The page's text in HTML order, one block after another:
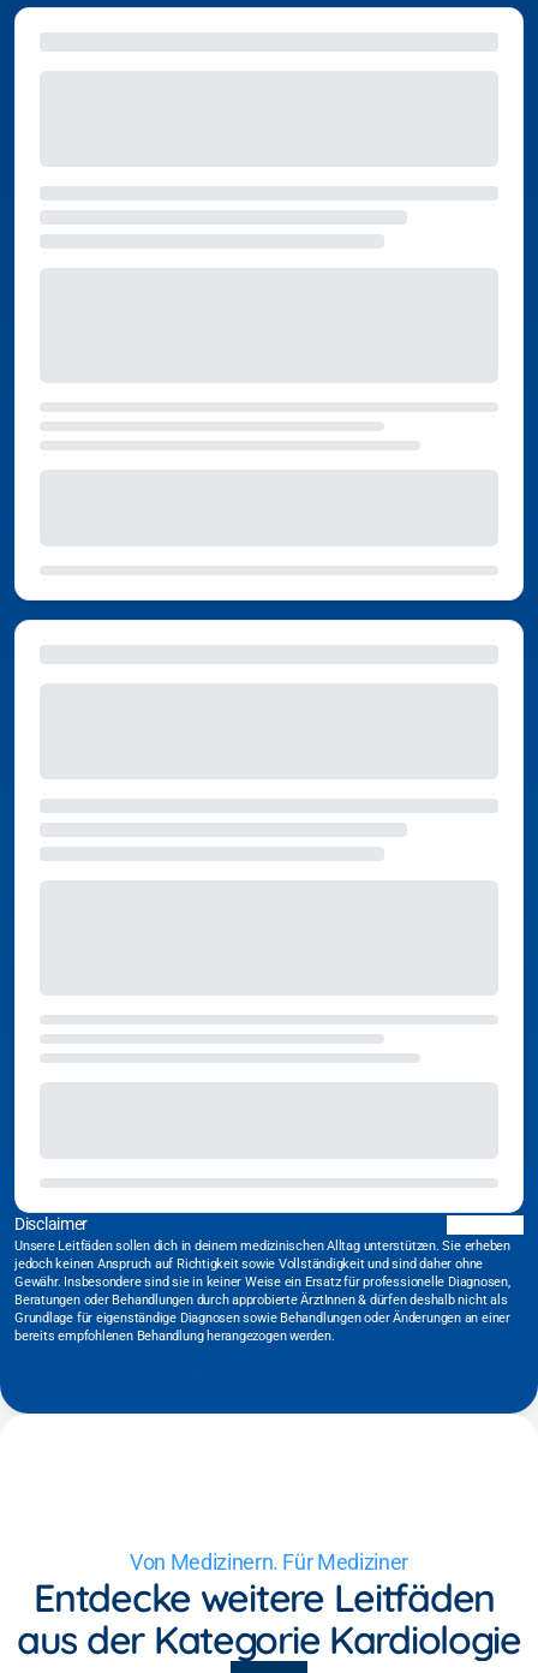
Disclaimer
Unsere Leitfäden sollen dich in deinem medizinischen Alltag unterstützen. Sie erheben
jedoch keinen Anspruch auf Richtigkeit sowie Vollständigkeit und sind daher ohne
Gewähr. Insbesondere sind sie in keiner Weise ein Ersatz für professionelle Diagnosen,
Beratungen oder Behandlungen durch approbierte ÄrztInnen & dürfen deshalb nicht als
Grundlage für eigenständige Diagnosen sowie Behandlungen oder Änderungen an einer
bereits empfohlenen Behandlung herangezogen werden.
Von Medizinern. Für Mediziner
Entdecke weitere Leitfäden
aus der Kategorie Kardiologie